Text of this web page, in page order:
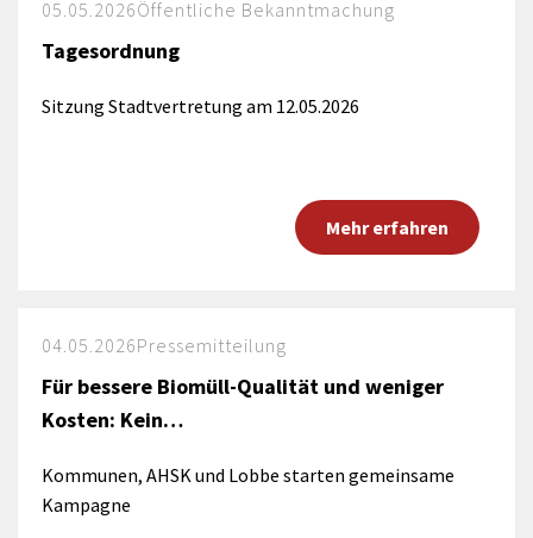
05.05.2026Öffentliche Bekanntmachung
Tagesordnung
Sitzung Stadtvertretung am 12.05.2026
Mehr erfahren
04.05.2026Pressemitteilung
Für bessere Biomüll-Qualität und weniger
Kosten: Kein…
Kommunen, AHSK und Lobbe starten gemeinsame
Kampagne